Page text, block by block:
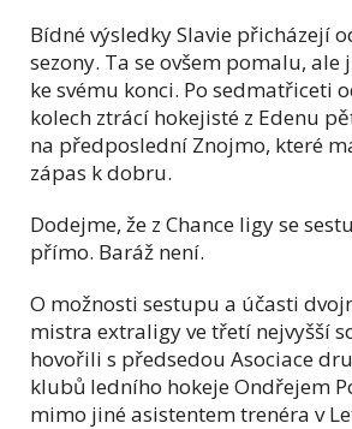
Bídné výsledky Slavie přicházejí
sezony. Ta se ovšem pomalu, ale
ke svému konci. Po sedmatřiceti
kolech ztrácí hokejisté z Edenu
na předposlední Znojmo, které
zápas k dobru.
Dodejme, že z Chance ligy se
přímo. Baráž není.
O možnosti sestupu a účasti
mistra extraligy ve třetí nejvyšší
hovořili s předsedou Asociace
klubů ledního hokeje Ondřejem
mimo jiné asistentem trenéra v